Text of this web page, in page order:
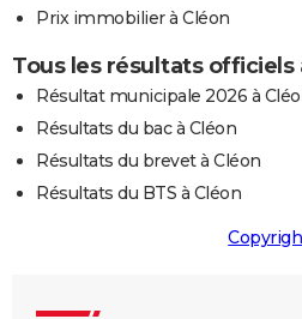
Prix immobilier à Cléon
Tous les résultats officiels
Résultat municipale 2026 à
Résultats du bac à Cléon
Résultats du brevet à Cléon
Résultats du BTS à Cléon